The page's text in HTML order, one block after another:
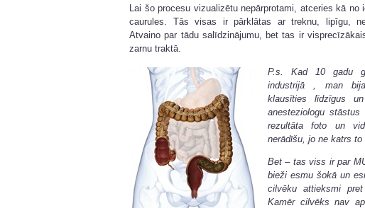
Lai šo procesu vizualizētu nepārprotami, atceries kā
caurules. Tās visas ir pārklātas ar treknu, lipīgu,
Atvaino par tādu salīdzinājumu, bet tas ir
zarnu traktā.
P.s. Kad 10 gadu
industrijā , man
klausīties līdzīgus
anesteziologu
rezultāta foto un
nerādīšu, jo ne katrs
Bet – tas viss ir par
bieži esmu šokā un
cilvēku attieksmi
Kamēr cilvēks nav